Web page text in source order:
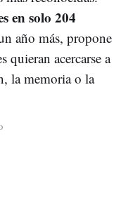
en solo 204
año más, propone
quieran acercarse a
la memoria o la